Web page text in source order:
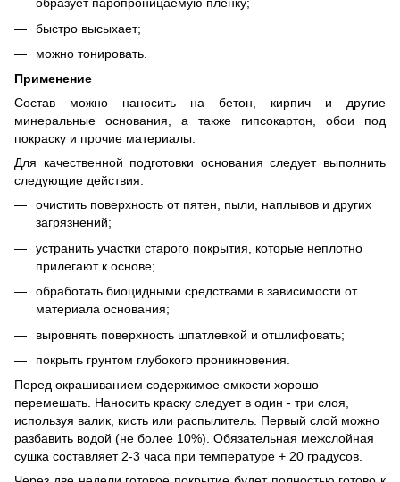
быстро высыхает;
можно тонировать.
Применение
Состав можно наносить на бетон, кирпич и другие
минеральные основания, а также гипсокартон, обои под
покраску и прочие материалы.
Для качественной подготовки основания следует выполнить
следующие действия:
очистить поверхность от пятен, пыли, наплывов и других
загрязнений;
устранить участки старого покрытия, которые неплотно
прилегают к основе;
обработать биоцидными средствами в зависимости от
материала основания;
выровнять поверхность шпатлевкой и отшлифовать;
покрыть грунтом глубокого проникновения.
Перед окрашиванием содержимое емкости хорошо
перемешать. Наносить краску следует в один - три слоя,
используя валик, кисть или распылитель. Первый слой можно
разбавить водой (не более 10%). Обязательная межслойная
сушка составляет 2-3 часа при температуре + 20 градусов.